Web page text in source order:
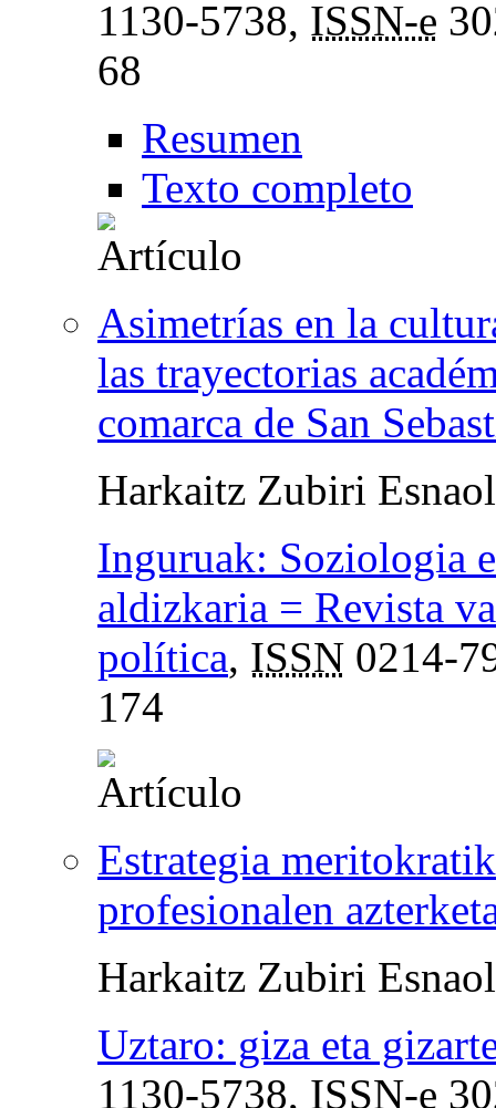
1130-5738, ISSN-e
68
Resumen
Texto completo
Asimetrías en la
las trayectorias
comarca de San
Harkaitz Zubiri
Inguruak: Soziologia
aldizkaria = Revista
política, ISSN 0214-
174
Estrategia
profesionalen
Harkaitz Zubiri
Uztaro: giza eta
1130-5738, ISSN-e